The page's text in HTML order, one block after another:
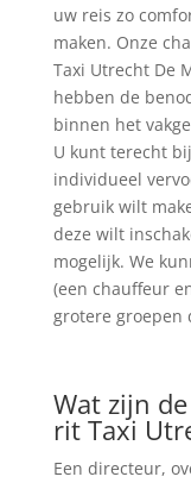
uw reis zo
maken. Onze
Taxi Utrecht De
hebben de
binnen het
U kunt terecht
individueel
gebruik wilt
deze wilt
mogelijk. We
(een chauffeur
grotere groepen
Wat zijn
rit Taxi
Een directeur,